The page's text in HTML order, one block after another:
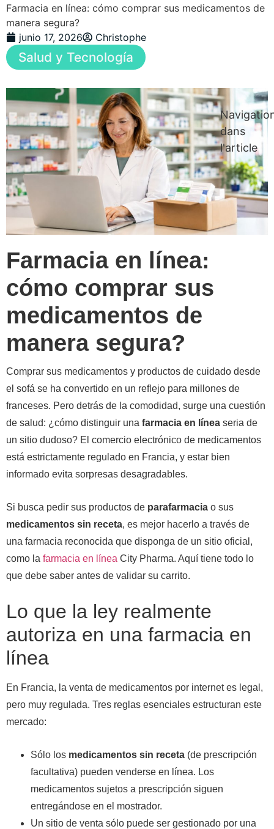
Farmacia en línea: cómo comprar sus medicamentos de
manera segura?
junio 17, 2026
Christophe
Salud y Tecnología
Farmacia en línea:
cómo comprar sus
medicamentos de
manera segura?
Comprar sus medicamentos y productos de cuidado desde
el sofá se ha convertido en un reflejo para millones de
franceses. Pero detrás de la comodidad, surge una cuestión
de salud: ¿cómo distinguir una farmacia en línea seria de
un sitio dudoso? El comercio electrónico de medicamentos
está estrictamente regulado en Francia, y estar bien
informado evita sorpresas desagradables.
Si busca pedir sus productos de parafarmacia o sus
medicamentos sin receta, es mejor hacerlo a través de
una farmacia reconocida que disponga de un sitio oficial,
como la farmacia en línea City Pharma. Aquí tiene todo lo
que debe saber antes de validar su carrito.
Lo que la ley realmente
autoriza en una farmacia en
línea
En Francia, la venta de medicamentos por internet es legal,
pero muy regulada. Tres reglas esenciales estructuran este
mercado:
Sólo los medicamentos sin receta (de prescripción
facultativa) pueden venderse en línea. Los
medicamentos sujetos a prescripción siguen
entregándose en el mostrador.
Un sitio de venta sólo puede ser gestionado por una
dans
l'article